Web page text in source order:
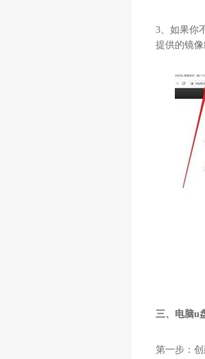
3、如果你
提供的镜
三、电脑u
第一步：创